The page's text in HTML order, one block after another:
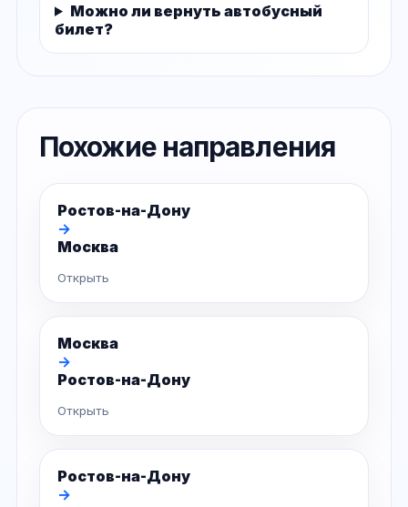
Можно ли вернуть автобусный
билет?
Похожие направления
Ростов-на-Дону
→
Москва
Открыть
Москва
→
Ростов-на-Дону
Открыть
Ростов-на-Дону
→